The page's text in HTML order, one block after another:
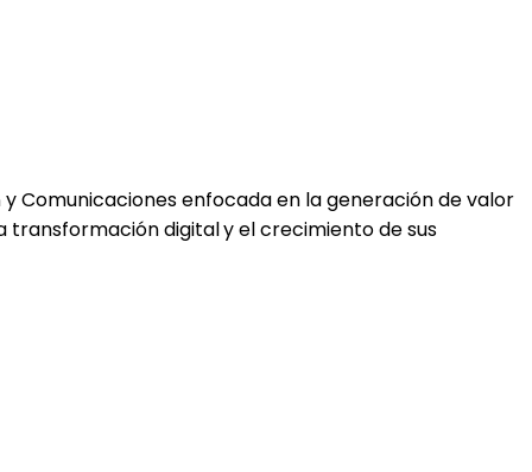
Comunicaciones enfocada en lageneración de valor
transformación digitaly elcrecimiento de sus